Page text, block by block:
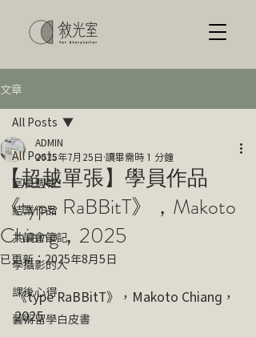
文章
All Posts
室長週報
結業作品
共讀會筆記
學攝影的人
課後心得
藝術留學白皮書
All Posts
【超越單張】學員作品
《type RaBBitT》，Makoto
Chiang，2025
ADMIN
2025年7月25日 讀畢需時 1 分鐘
已更新：2025年8月5日
《type RaBBitT》，Makoto Chiang，
2025